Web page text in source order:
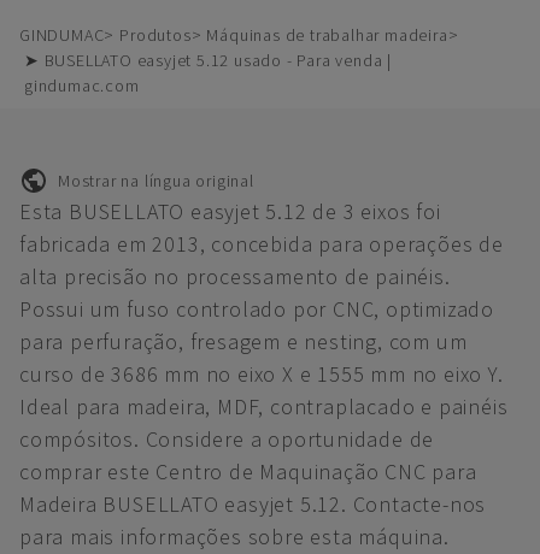
GINDUMAC Produtos
Máquinas de trabalhar madeira
➤ BUSELLATO easyjet 5.12 usado - Para venda |
gindumac.com
Mostrar na língua original
Esta BUSELLATO easyjet 5.12 de 3 eixos foi
fabricada em 2013, concebida para operações de
alta precisão no processamento de painéis.
Possui um fuso controlado por CNC, optimizado
para perfuração, fresagem e nesting, com um
curso de 3686 mm no eixo X e 1555 mm no eixo Y.
Ideal para madeira, MDF, contraplacado e painéis
compósitos. Considere a oportunidade de
comprar este Centro de Maquinação CNC para
Madeira BUSELLATO easyjet 5.12. Contacte-nos
para mais informações sobre esta máquina.